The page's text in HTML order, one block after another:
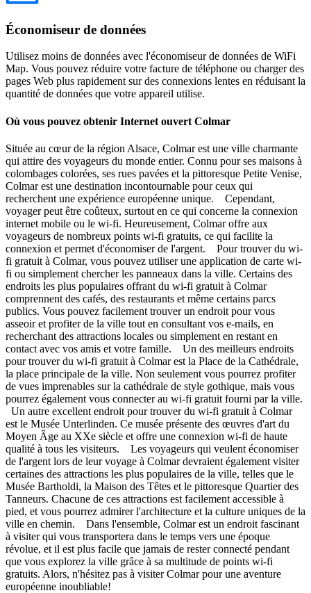
Économiseur de données
Utilisez moins de données avec l'économiseur de données de WiFi
Map. Vous pouvez réduire votre facture de téléphone ou charger des
pages Web plus rapidement sur des connexions lentes en réduisant la
quantité de données que votre appareil utilise.
Où vous pouvez obtenir Internet ouvert Colmar
Située au cœur de la région Alsace, Colmar est une ville charmante
qui attire des voyageurs du monde entier. Connu pour ses maisons à
colombages colorées, ses rues pavées et la pittoresque Petite Venise,
Colmar est une destination incontournable pour ceux qui
recherchent une expérience européenne unique. Cependant,
voyager peut être coûteux, surtout en ce qui concerne la connexion
internet mobile ou le wi-fi. Heureusement, Colmar offre aux
voyageurs de nombreux points wi-fi gratuits, ce qui facilite la
connexion et permet d'économiser de l'argent. Pour trouver du wi-
fi gratuit à Colmar, vous pouvez utiliser une application de carte wi-
fi ou simplement chercher les panneaux dans la ville. Certains des
endroits les plus populaires offrant du wi-fi gratuit à Colmar
comprennent des cafés, des restaurants et même certains parcs
publics. Vous pouvez facilement trouver un endroit pour vous
asseoir et profiter de la ville tout en consultant vos e-mails, en
recherchant des attractions locales ou simplement en restant en
contact avec vos amis et votre famille. Un des meilleurs endroits
pour trouver du wi-fi gratuit à Colmar est la Place de la Cathédrale,
la place principale de la ville. Non seulement vous pourrez profiter
de vues imprenables sur la cathédrale de style gothique, mais vous
pourrez également vous connecter au wi-fi gratuit fourni par la ville.
Un autre excellent endroit pour trouver du wi-fi gratuit à Colmar
est le Musée Unterlinden. Ce musée présente des œuvres d'art du
Moyen Âge au XXe siècle et offre une connexion wi-fi de haute
qualité à tous les visiteurs. Les voyageurs qui veulent économiser
de l'argent lors de leur voyage à Colmar devraient également visiter
certaines des attractions les plus populaires de la ville, telles que le
Musée Bartholdi, la Maison des Têtes et le pittoresque Quartier des
Tanneurs. Chacune de ces attractions est facilement accessible à
pied, et vous pourrez admirer l'architecture et la culture uniques de la
ville en chemin. Dans l'ensemble, Colmar est un endroit fascinant
à visiter qui vous transportera dans le temps vers une époque
révolue, et il est plus facile que jamais de rester connecté pendant
que vous explorez la ville grâce à sa multitude de points wi-fi
gratuits. Alors, n'hésitez pas à visiter Colmar pour une aventure
européenne inoubliable!